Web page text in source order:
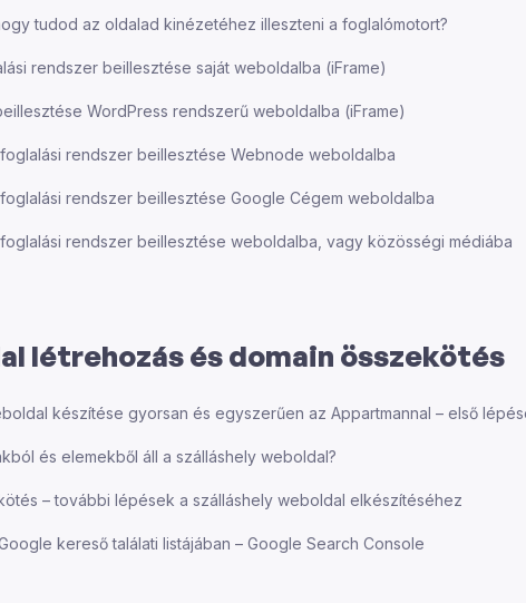
tudod az oldalad kinézetéhez illeszteni a foglalómotort?
rendszer beillesztése saját weboldalba (iFrame)
WordPress rendszerű weboldalba (iFrame)
rendszer beillesztése Webnode weboldalba
rendszer beillesztése Google Cégem weboldalba
rendszer beillesztése weboldalba, vagy közösségi médiába
létrehozás és domain összekötés
készítése gyorsan és egyszerűen az Appartmannal – első
és elemekből áll a szálláshely weboldal?
– további lépések a szálláshely weboldal elkészítéséhez
kereső találati listájában – Google Search Console